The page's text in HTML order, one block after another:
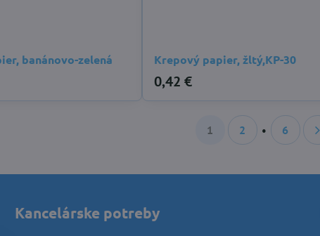
banánovo-zelená Krepový papier, žltý,KP-30
0,42 €
1 2 6
Kancelárske potreby